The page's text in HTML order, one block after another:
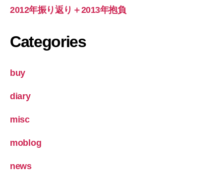
2012年振り返り＋2013年抱負
Categories
buy
diary
misc
moblog
news